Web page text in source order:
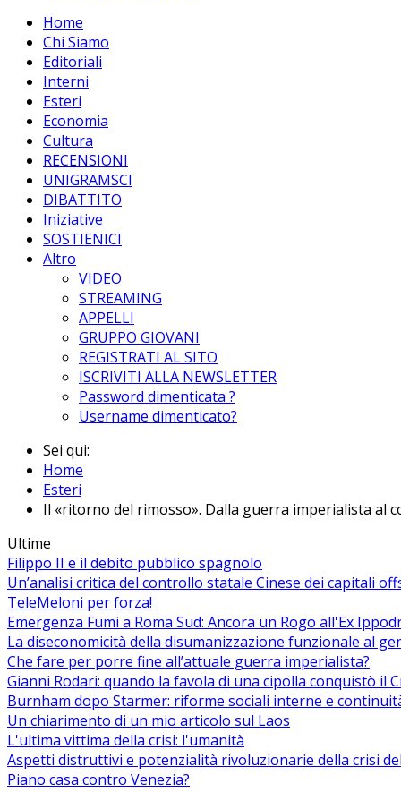
Home
Chi Siamo
Editoriali
Interni
Esteri
Economia
Cultura
RECENSIONI
UNIGRAMSCI
DIBATTITO
Iniziative
SOSTIENICI
Altro
VIDEO
STREAMING
APPELLI
GRUPPO GIOVANI
REGISTRATI AL SITO
ISCRIVITI ALLA NEWSLETTER
Password dimenticata ?
Username dimenticato?
Sei qui:
Home
Esteri
Il «ritorno del rimosso». Dalla guerra imperialista al
Ultime
Filippo II e il debito pubblico spagnolo
Un’analisi critica del controllo statale Cinese dei capitali
TeleMeloni per forza!
Emergenza Fumi a Roma Sud: Ancora un Rogo all'Ex
La diseconomicità della disumanizzazione funzionale al
Che fare per porre fine all’attuale guerra imperialista?
Gianni Rodari: quando la favola di una cipolla conquistò il
Burnham dopo Starmer: riforme sociali interne e
Un chiarimento di un mio articolo sul Laos
L'ultima vittima della crisi: l'umanità
Aspetti distruttivi e potenzialità rivoluzionarie della crisi
Piano casa contro Venezia?